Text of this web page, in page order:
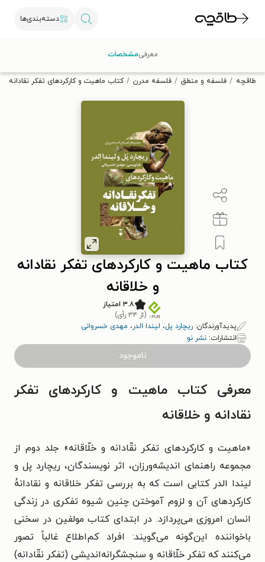
دسته‌بندی‌ها
تخفیف از طاقچه دریافت کن.
طاقچه فلسفه و منطق فلسفه مدرن کتاب ماهیت و کارکردهای تفکر نقادانه و
کتاب ماهیت و کارکردهای تفکر نقادانه
و خلاقانه
۳.۸ امتیاز
(از ۳۴ رأی)
پدیدآورندگان: ریچارد پل، لیندا الدر، مهدی خسروانی
انتشارات: نشر نو
ناموجود
معرفیمشخصات
معرفی کتاب ماهیت و کارکردهای تفکر
نقادانه و خلاقانه
«ماهیت و کارکردهای تفکر نقّادانه و خلّاقانه» جلد دوم از
مجموعه راهنمای اندیشه‌ورزان، اثر نویسندگان، ریچارد پل و
لیندا الدر کتابی است که به بررسی تفکر خلاقانه و نقادانهُ
کارکردهای آن و لزوم آموختن چنین شیوه تفکری در زندگی
انسان امروزی می‌پردازد. در ابتدای کتاب مولفین در سخنی
باخواننده این‌گونه می‌گویند: افراد کم‌اطلاع غالباً تصور
می‌کنند که تفکر خلّاقانه و سنجشگرانه‌اندیشی (تفکر نقّادانه)